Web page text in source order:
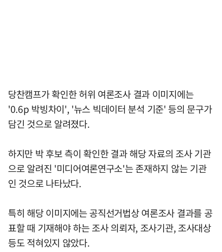
당찬캠프가 확인한 허위 여론조사 결과 이미지에는
'0.6p 박빙차이', '뉴스 빅데이터 분석 기준' 등의 문구가
담긴 것으로 알려졌다.
하지만 박 후보 측이 확인한 결과 해당 자료의 조사 기관
으로 알려진 '미디어여론연구소'는 존재하지 않는 기관
인 것으로 나타났다.
특히 해당 이미지에는 공직선거법상 여론조사 결과를 공
표할 때 기재해야 하는 조사 의뢰자, 조사기관, 조사대상
등도 적혀있지 않았다.